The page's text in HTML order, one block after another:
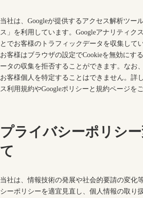
当社は、Googleが提供するアクセス解析ツー
ス」を利用しています。Googleアナリティク
とでお客様のトラフィックデータを収集してい
お客様はブラウザの設定でCookieを無効にす
ータの収集を拒否することができます。なお
お客様個人を特定することはできません。詳
ス利用規約やGoogleポリシーと規約ページを
プライバシーポリシ
て
当社は、情報技術の発展や社会的要請の変化
シーポリシーを適宜見直し、個人情報の取り